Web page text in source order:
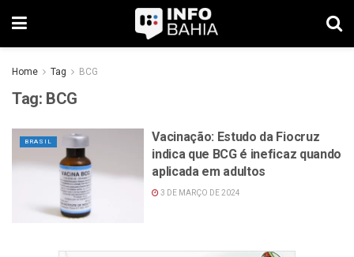
Home Tag BCG
Tag: BCG
BRASIL
Vacinação: Estudo da Fiocruz
indica que BCG é ineficaz quando
aplicada em adultos
3 DE MARÇO DE 2024